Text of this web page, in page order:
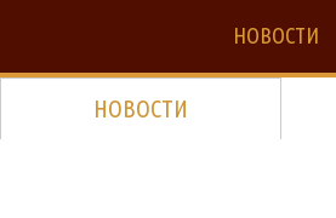
НОВОСТИ
НОВОСТИ